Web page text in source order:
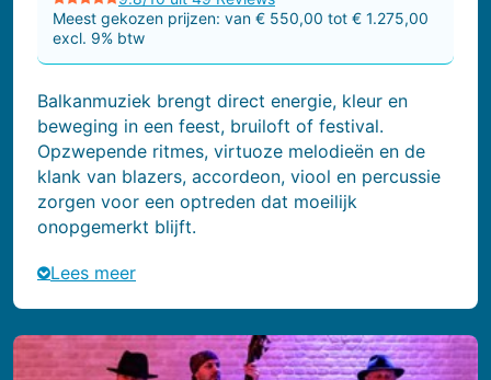
Meest gekozen prijzen: van € 550,00 tot € 1.275,00
excl. 9% btw
Balkanmuziek brengt direct energie, kleur en
beweging in een feest, bruiloft of festival.
Opzwepende ritmes, virtuoze melodieën en de
klank van blazers, accordeon, viool en percussie
zorgen voor een optreden dat moeilijk
onopgemerkt blijft.
Lees meer